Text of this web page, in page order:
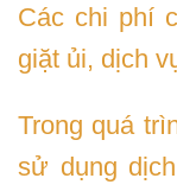
Các chi phí
giặt ủi, dịch
Trong quá
sử dụng